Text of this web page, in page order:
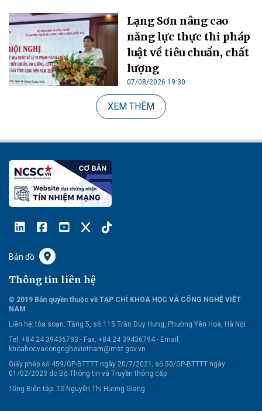
Lạng Sơn nâng cao
năng lực thực thi pháp
luật về tiêu chuẩn, chất
lượng
07/08/2026 19:30
XEM THÊM
Bản đồ
Thông tin liên hệ
© 2019 Bản quyền thuộc về TẠP CHÍ KHOA HỌC VÀ CÔNG NGHỆ VIỆT
NAM
Liên hệ: tòa soạn: Tầng 5, số 115 Trần Duy Hưng, Phường Yên Hoà, Hà Nội
Tel: +84 24 39436793 - Fax: +84 24 39436794 - Email:
khoahocvacongnghevietnam@mst.gov.vn
Giấy phép số 459/GP-BTTTT ngày 20/7/2021; số 50/GP-BTTTT ngày
01/02/2023 do Bộ Thông tin và Truyền thông cấp
Tổng Biên tập: TS Nguyễn Thị Hương Giang